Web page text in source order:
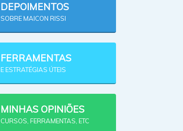
DEPOIMENTOS
SOBRE MAICON RISSI
FERRAMENTAS
E ESTRATÉGIAS ÚTEIS
MINHAS OPINIÕES
CURSOS, FERRAMENTAS, ETC